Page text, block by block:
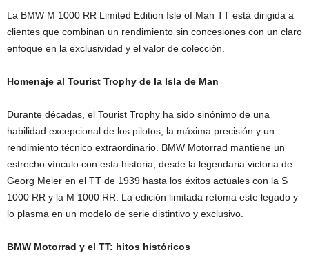
La BMW M 1000 RR Limited Edition Isle of Man TT está dirigida a
clientes que combinan un rendimiento sin concesiones con un claro
enfoque en la exclusividad y el valor de colección.
Homenaje al Tourist Trophy de la Isla de Man
Durante décadas, el Tourist Trophy ha sido sinónimo de una
habilidad excepcional de los pilotos, la máxima precisión y un
rendimiento técnico extraordinario. BMW Motorrad mantiene un
estrecho vínculo con esta historia, desde la legendaria victoria de
Georg Meier en el TT de 1939 hasta los éxitos actuales con la S
1000 RR y la M 1000 RR. La edición limitada retoma este legado y
lo plasma en un modelo de serie distintivo y exclusivo.
BMW Motorrad y el TT: hitos históricos